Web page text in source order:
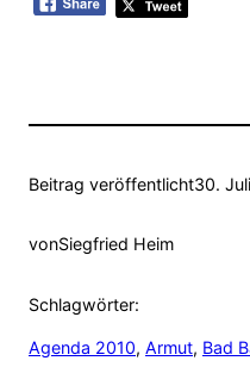
Beitrag veröffentlicht30.
vonSiegfried Heim
Schlagwörter:
Agenda 2010, Armut, Bad